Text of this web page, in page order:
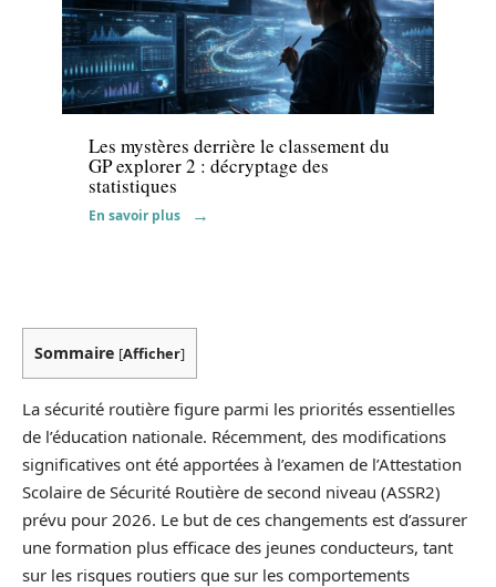
Actu
Les mystères derrière le classement du
GP explorer 2 : décryptage des
statistiques
En savoir plus
Sommaire [Afficher]
La sécurité routière figure parmi les priorités essentielles
de l’éducation nationale. Récemment, des modifications
significatives ont été apportées à l’examen de l’Attestation
Scolaire de Sécurité Routière de second niveau (ASSR2)
prévu pour 2026. Le but de ces changements est d’assurer
une formation plus efficace des jeunes conducteurs, tant
sur les risques routiers que sur les comportements